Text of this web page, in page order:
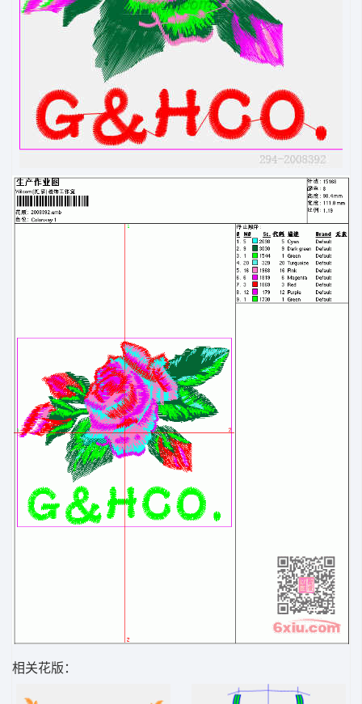
相关花版：